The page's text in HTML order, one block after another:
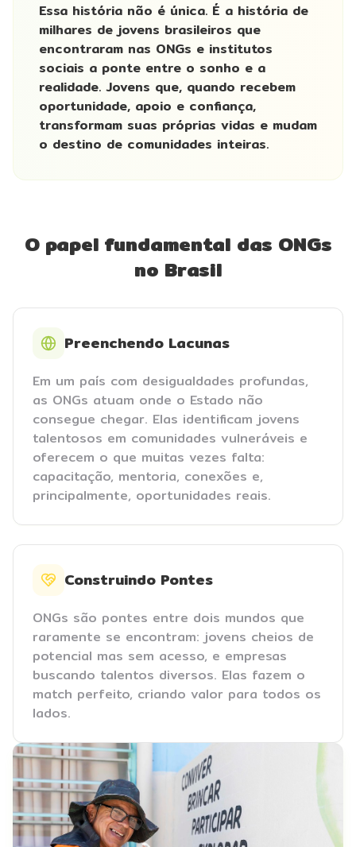
Essa história não é única. É a história de
milhares de jovens brasileiros que
encontraram nas ONGs e institutos
sociais a ponte entre o sonho e a
realidade. Jovens que, quando recebem
oportunidade, apoio e confiança,
transformam suas próprias vidas e mudam
o destino de comunidades inteiras.
O papel fundamental das ONGs
no Brasil
Preenchendo Lacunas
Em um país com desigualdades profundas,
as ONGs atuam onde o Estado não
consegue chegar. Elas identificam jovens
talentosos em comunidades vulneráveis e
oferecem o que muitas vezes falta:
capacitação, mentoria, conexões e,
principalmente, oportunidades reais.
Construindo Pontes
ONGs são pontes entre dois mundos que
raramente se encontram: jovens cheios de
potencial mas sem acesso, e empresas
buscando talentos diversos. Elas fazem o
match perfeito, criando valor para todos os
lados.